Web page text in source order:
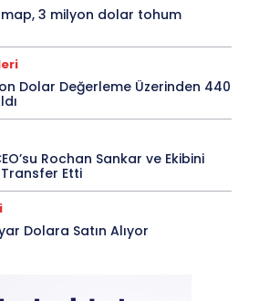
3 milyon dolar tohum
Dolar Değerleme Üzerinden 440
Rochan Sankar ve Ekibini
Etti
Dolara Satın Alıyor